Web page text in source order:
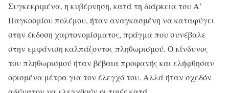
Συγκεκριμένα, η κυβέρνηση, κατά τη διάρκεια του Α’
Παγκοσμίου πολέμου, ήταν αναγκασμένη να καταφύγει
στην έκδοση χαρτονομίσματος, πράγμα που συνέβαλε
στην εμφάνιση καλπάζοντος πληθωρισμού. Ο κίνδυνος
του πληθωρισμού ήταν βέβαια προφανής και ελήφθησαν
ορισμένα μέτρα για τον έλεγχό του. Αλλά ήταν σχεδόν